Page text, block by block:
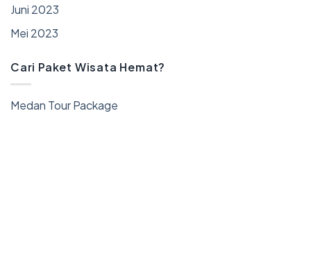
Juni 2023
Mei 2023
Cari Paket Wisata Hemat?
Medan Tour Package